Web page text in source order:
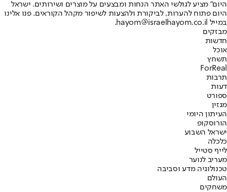
היום" מציע לגולשי האתר הנחות ומבצעים על מוצרים ושירותים. ישראל
היום פתוח להערות, לביקורת ולהצעות לשיפור מקהל הקוראים. פנו אלינו
במייל hayom@israelhayom.co.il.
מבזקים
חדשות
אוכל
תשחץ
ForReal
תרבות
דעות
ספורט
מגזין
העיתון היומי
הורוסקופ
ישראל השבוע
כלכלה
לייף סטייל
מעריב לנוער
טכנולוגיה מדע וסביבה
העולם
משחקים